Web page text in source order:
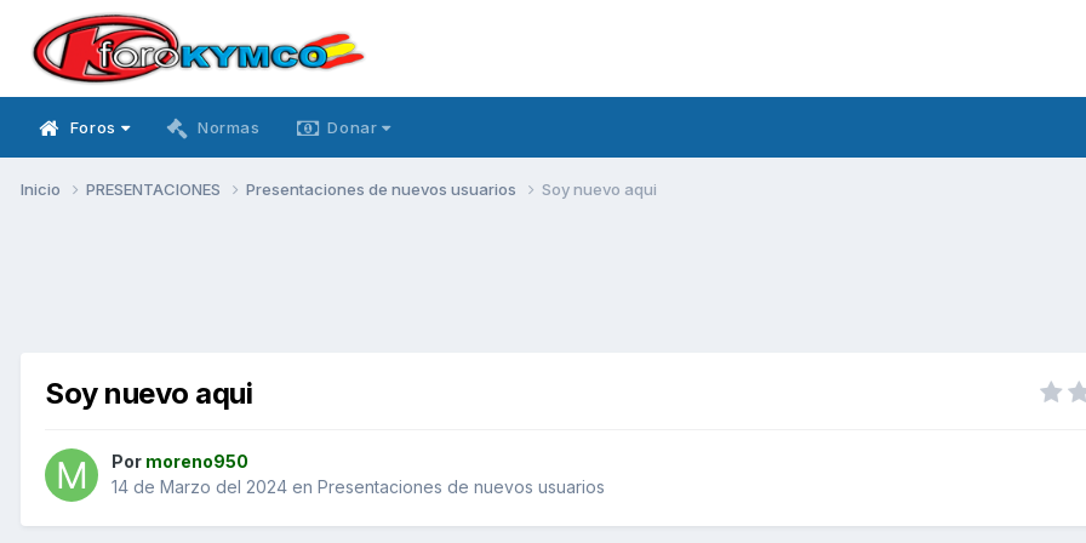
Foros Normas Donar
Inicio PRESENTACIONES Presentaciones de nuevos usuarios Soy nuevo aqui
Soy nuevo aqui
Por moreno950
14 de Marzo del 2024 en Presentaciones de nuevos usuarios